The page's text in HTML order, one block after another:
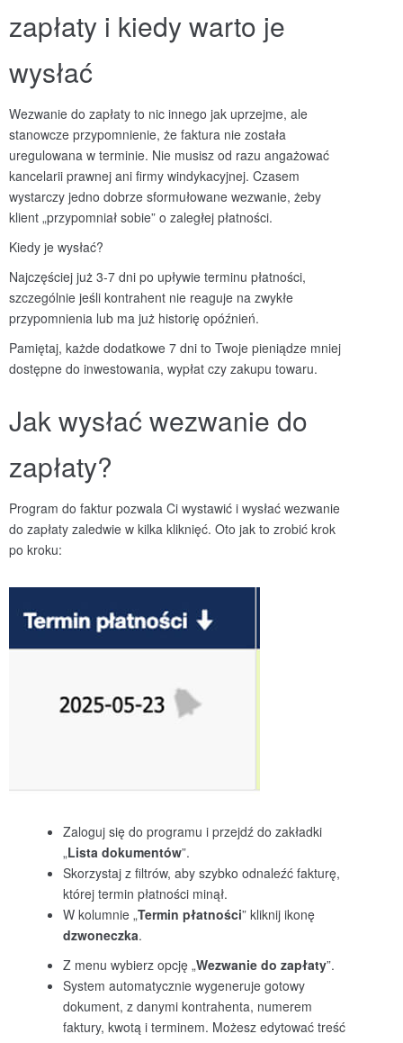
zapłaty i kiedy warto je
wysłać
Wezwanie do zapłaty to nic innego jak uprzejme, ale
stanowcze przypomnienie, że faktura nie została
uregulowana w terminie. Nie musisz od razu angażować
kancelarii prawnej ani firmy windykacyjnej. Czasem
wystarczy jedno dobrze sformułowane wezwanie, żeby
klient „przypomniał sobie” o zaległej płatności.
Kiedy je wysłać?
Najczęściej już 3-7 dni po upływie terminu płatności,
szczególnie jeśli kontrahent nie reaguje na zwykłe
przypomnienia lub ma już historię opóźnień.
Pamiętaj, każde dodatkowe 7 dni to Twoje pieniądze mniej
dostępne do inwestowania, wypłat czy zakupu towaru.
Jak wysłać wezwanie do
zapłaty?
Program do faktur pozwala Ci wystawić i wysłać wezwanie
do zapłaty zaledwie w kilka kliknięć. Oto jak to zrobić krok
po kroku:
Zaloguj się do programu i przejdź do zakładki
„Lista dokumentów”.
Skorzystaj z filtrów, aby szybko odnaleźć fakturę,
której termin płatności minął.
W kolumnie „Termin płatności” kliknij ikonę
dzwoneczka.
Z menu wybierz opcję „Wezwanie do zapłaty”.
System automatycznie wygeneruje gotowy
dokument, z danymi kontrahenta, numerem
faktury, kwotą i terminem. Możesz edytować treść